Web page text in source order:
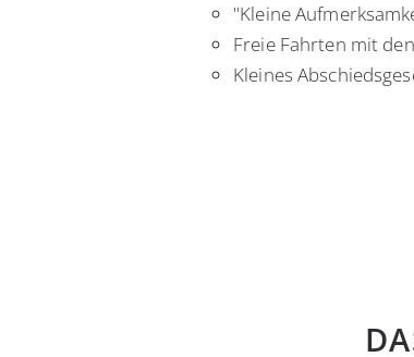
"Kleine
Freie Fahrten mit
Kleines